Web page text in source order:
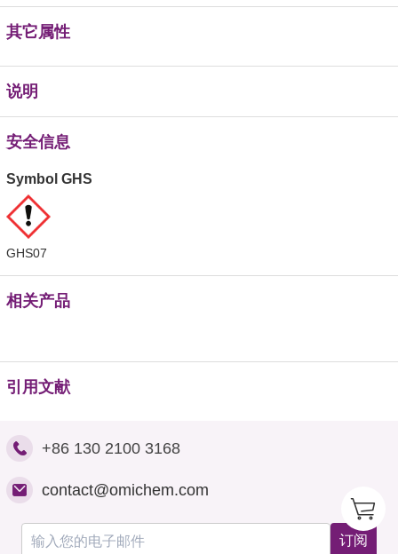
其它属性
说明
安全信息
Symbol GHS
GHS07
相关产品
引用文献
+86 130 2100 3168
contact@omichem.com
订阅